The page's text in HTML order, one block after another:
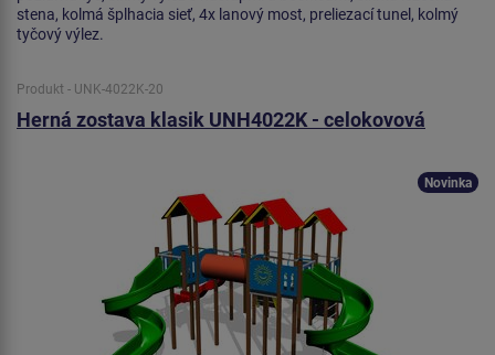
stena, kolmá šplhacia sieť, 4x lanový most, preliezací tunel, kolmý
tyčový výlez.
Produkt - UNK-4022K-20
Herná zostava klasik UNH4022K - celokovová
Novinka